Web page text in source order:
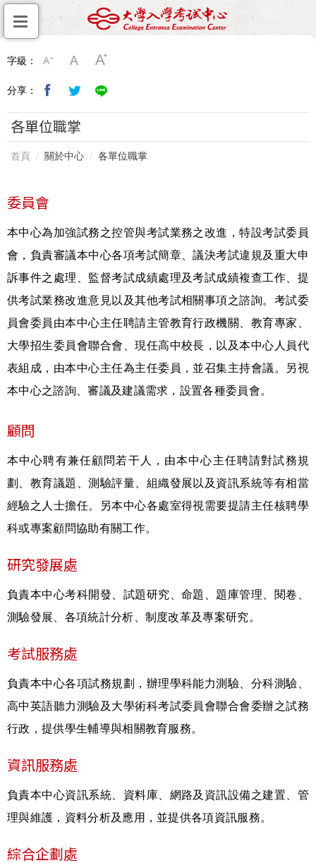
字級：
分享：
各單位職掌
首頁 關於中心 各單位職掌
委員會
本中心為加強試務之控管與考試業務之改進，特設考試委員
會，負責審議本中心各項考試簡章、議決考試違規及重大申
訴事件之處理、監督考試成績處理及考試成績複查工作、提
供考試業務改進意見以及其他考試相關事項之諮詢。考試委
員會委員由本中心主任聘請主管教育行政機關、教育專家、
大學招生委員會聯合會、現任高中校長，以及本中心人員代
表組成，由本中心主任為主任委員，並召集主持會議。另視
本中心之諮詢、審議及建議需求，設置各種委員會。
顧問
本中心聘有兼任顧問若干人，由本中心主任聘請對試務規
劃、教育議題、測驗評量、組織發展以及資訊系統等有相當
經驗之人士擔任。另本中心各處室得視需要提請主任核聘學
科或專案顧問協助有關工作。
研究發展處
負責本中心考科開發、試題研究、命題、題庫管理、閱卷、
測驗發展、各項統計分析、制度改革及專案研究。
考試服務處
負責本中心各項試務規劃，辦理學科能力測驗、分科測驗、
高中英語聽力測驗及大學術科考試委員會聯合會委辦之試務
行政，提供學生輔導與相關教育服務。
資訊服務處
負責本中心資訊系統、資料庫、網路及資訊設備之建置、管
理與維護，資料分析及應用，並提供各項資訊服務。
綜合企劃處